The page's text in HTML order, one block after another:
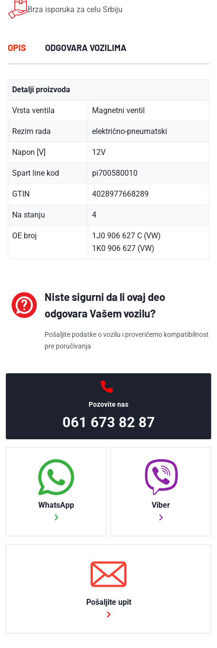
Brza isporuka za celu Srbiju
OPIS ODGOVARA VOZILIMA
Detalji proizvoda
Vrsta ventila Magnetni ventil
Rezim rada električno-pneumatski
Napon [V] 12V
Spart line kod pi700580010
GTIN 4028977668289
Na stanju 4
OE broj
1J0 906 627 C (VW)
1K0 906 627 (VW)
Niste sigurni da li ovaj deo
odgovara Vašem vozilu?
Pošaljite podatke o vozilu i proverićemo kompatibilnost
pre poručivanja
Pozovite nas
061 673 82 87
WhatsApp Viber
Pošaljite upit